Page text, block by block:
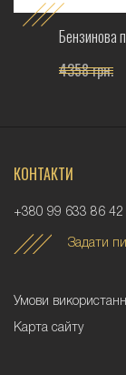
Бензинова
4358 грн.
КОНТАКТИ
+380 99 633 86 42
Задати
Умови
Карта сайту